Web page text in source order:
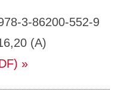
3-86200-552-9
(A)